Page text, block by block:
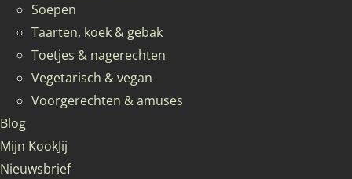
Soepen
Taarten, koek & gebak
Toetjes & nagerechten
Vegetarisch & vegan
Voorgerechten & amuses
Blog
Mijn KookJij
Nieuwsbrief